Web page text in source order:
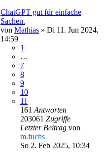
ChatGPT gut für einfache
Sachen.
von Mathias » Di 11. Jun 2024,
14:59
1
…
7
8
9
10
11
161 Antworten
203061 Zugriffe
Letzter Beitrag von
m.fuchs
So 2. Feb 2025, 10:34